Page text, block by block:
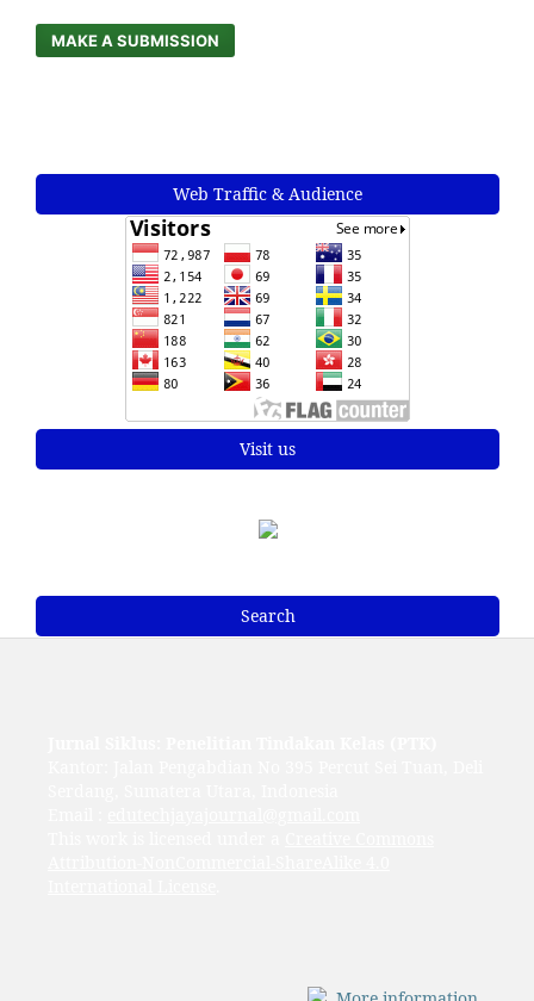
MAKE A SUBMISSION
Web Traffic & Audience
Visit us
Search